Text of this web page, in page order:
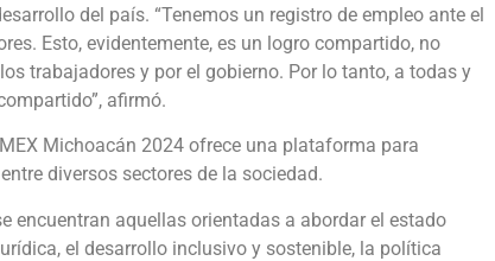
del país. “Tenemos un registro de empleo ante el
Esto, evidentemente, es un logro compartido, no
trabajadores y por el gobierno. Por lo tanto, a todas y
afirmó.
Michoacán 2024 ofrece una plataforma para
diversos sectores de la sociedad.
encuentran aquellas orientadas a abordar el estado
el desarrollo inclusivo y sostenible, la política